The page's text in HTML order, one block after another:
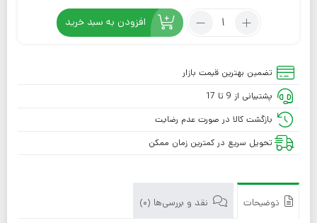
افزودن به سبد خرید
تضمین بهترین قیمت بازار
پشتیبانی از 9 تا 17
بازگشت کالا در صورت عدم رضایت
تحویل سریع در کمترین زمان ممکن
توضیحات نقد و بررسی‌ها (0)